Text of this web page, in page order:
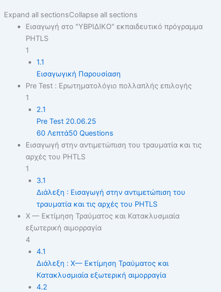
Expand all sectionsCollapse all sections
Εισαγωγή στο "ΥΒΡΙΔΙΚΟ" εκπαιδευτικό πρόγραμμα
PHTLS
1
1.1
Εισαγωγική Παρουσίαση
Pre Test : Ερωτηματολόγιο πολλαπλής επιλογής
1
2.1
Pre Test 20.06.25
60 Λεπτά50 Questions
Εισαγωγή στην αντιμετώπιση του τραυματία και τις
αρχές του PHTLS
1
3.1
Διάλεξη : Εισαγωγή στην αντιμετώπιση του
τραυματία και τις αρχές του PHTLS
X — Εκτίμηση Τραύματος και Κατακλυσμιαία
εξωτερική αιμορραγία
4
4.1
Διάλεξη : X— Εκτίμηση Τραύματος και
Κατακλυσμιαία εξωτερική αιμορραγία
4.2